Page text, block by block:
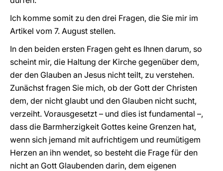
Ich komme somit zu den drei Fragen, die Sie mir im
Artikel vom 7. August stellen.
In den beiden ersten Fragen geht es Ihnen darum, so
scheint mir, die Haltung der Kirche gegenüber dem,
der den Glauben an Jesus nicht teilt, zu verstehen.
Zunächst fragen Sie mich, ob der Gott der Christen
dem, der nicht glaubt und den Glauben nicht sucht,
verzeiht. Vorausgesetzt – und dies ist fundamental –,
dass die Barmherzigkeit Gottes keine Grenzen hat,
wenn sich jemand mit aufrichtigem und reumütigem
Herzen an ihn wendet, so besteht die Frage für den
nicht an Gott Glaubenden darin, dem eigenen